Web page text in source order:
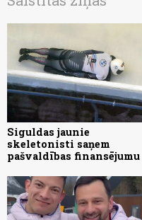
Siguldas jaunie
skeletonisti saņem
pašvaldības finansējumu